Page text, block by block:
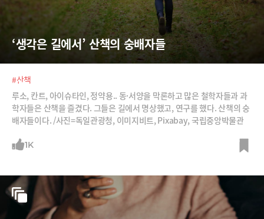
‘생각은 길에서’ 산책의 숭배자들
#산책
루소, 칸트, 아이슈타인, 정약용.. 동·서양을 막론하고 많은 철학자들과 과
학자들은 산책을 즐겼다. 그들은 길에서 명상했고, 연구를 했다. 산책의 숭
배자들이다. /사진=독일관광청, 이미지비트, Pixabay, 국립중앙박물관
1K